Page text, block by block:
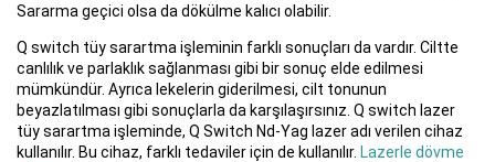
Sararma geçici olsa da dökülme kalıcı olabilir.
Q switch tüy sarartma işleminin farklı sonuçları da vardır. Ciltte
canlılık ve parlaklık sağlanması gibi bir sonuç elde edilmesi
mümkündür. Ayrıca lekelerin giderilmesi, cilt tonunun
beyazlatılması gibi sonuçlarla da karşılaşırsınız. Q switch lazer
tüy sarartma işleminde, Q Switch Nd-Yag lazer adı verilen cihaz
kullanılır. Bu cihaz, farklı tedaviler için de kullanılır. Lazerle dövme